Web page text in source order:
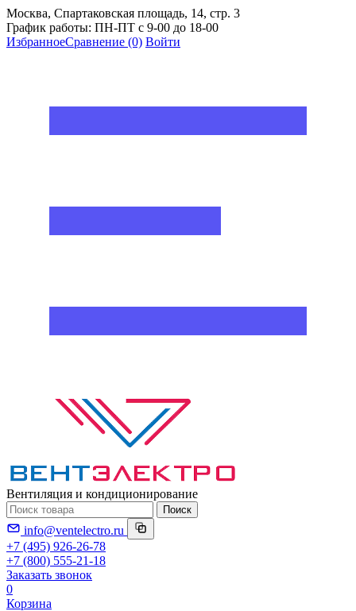
Москва, Спартаковская площадь, 14, стр. 3
График работы: ПН-ПТ с 9-00 до 18-00
ИзбранноеСравнение (0) Войти
Вентиляция и кондиционирование
Поиск
info@ventelectro.ru
+7 (495) 926-26-78
+7 (800) 555-21-18
Заказать звонок
0
Корзина